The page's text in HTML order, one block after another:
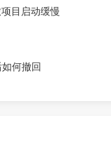
目启动缓慢
何撤回